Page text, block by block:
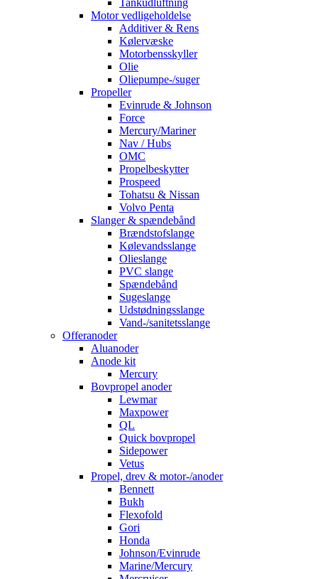
Tankudluftning
Motor vedligeholdelse
Additiver & Rens
Kølervæske
Motorbensskyller
Olie
Oliepumpe-/suger
Propeller
Evinrude & Johnson
Force
Mercury/Mariner
Nav / Hubs
OMC
Propelbeskytter
Prospeed
Tohatsu & Nissan
Volvo Penta
Slanger & spændebånd
Brændstofslange
Kølevandsslange
Olieslange
PVC slange
Spændebånd
Sugeslange
Udstødningsslange
Vand-/sanitetsslange
Offeranoder
Aluanoder
Anode kit
Mercury
Bovpropel anoder
Lewmar
Maxpower
QL
Quick bovpropel
Sidepower
Vetus
Propel, drev & motor-/anoder
Bennett
Bukh
Flexofold
Gori
Honda
Johnson/Evinrude
Marine/Mercury